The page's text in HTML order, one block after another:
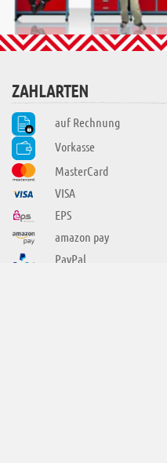
ZAHLARTEN
auf Rechnung
Vorkasse
MasterCard
VISA
EPS
amazon pay
PayPal